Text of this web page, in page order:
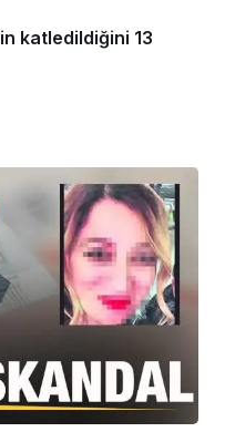
katledildiğini 13